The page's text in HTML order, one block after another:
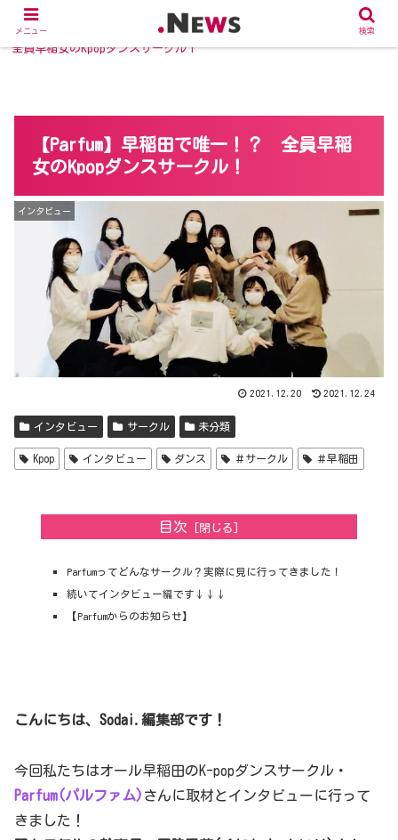
ホーム インタビュー
【Parfum】早稲田で唯一！？
全員早稲女のKpopダンスサークル！
【Parfum】早稲田で唯一！？ 全員早稲
女のKpopダンスサークル！
インタビュー
2021.12.20 2021.12.24
インタビュー サークル 未分類
Kpop インタビュー ダンス ＃サークル ＃早稲田
目次
Parfumってどんなサークル？実際に見に行ってきました！
続いてインタビュー編です↓↓↓
【Parfumからのお知らせ】
こんにちは、Sodai.編集部です！
今回私たちはオール早稲田のK-popダンスサークル・
Parfum(パルファム) さんに取材とインタビューに行って
きました！
メニュー 検索